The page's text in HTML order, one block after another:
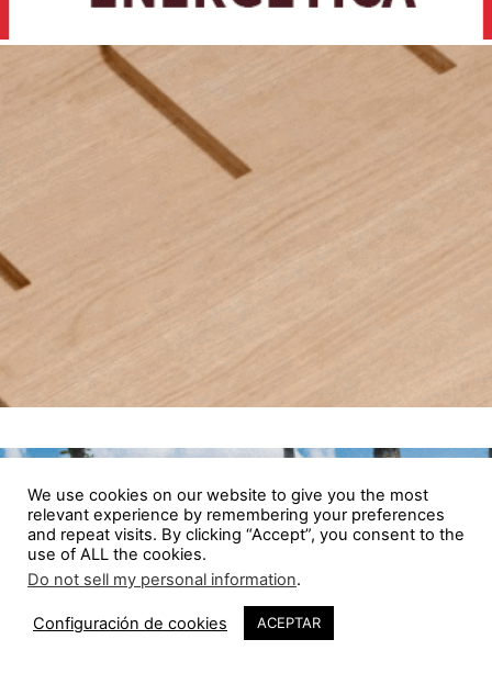
We use cookies on our website to give you the most
relevant experience by remembering your preferences
and repeat visits. By clicking “Accept”, you consent to the
use of ALL the cookies.
Do not sell my personal information.
Configuración de cookies ACEPTAR